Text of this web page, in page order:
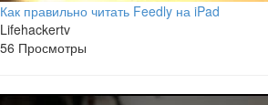
Как правильно читать Feedly на iPad
Lifehackertv
56 Просмотры